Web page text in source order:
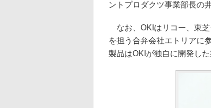
ントプロダクツ事業部長の
なお、OKIはリコー、東
を担う合弁会社エトリアに
製品はOKIが独自に開発した